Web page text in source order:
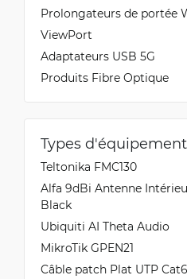
Prolongateurs de portée
ViewPort
Adaptateurs USB 5G
Produits Fibre Optique
Types
Teltonika FMC130
Alfa 9dBi Antenne
Black
Ubiquiti AI Theta Audio
MikroTik GPEN21
Câble patch Plat UTP